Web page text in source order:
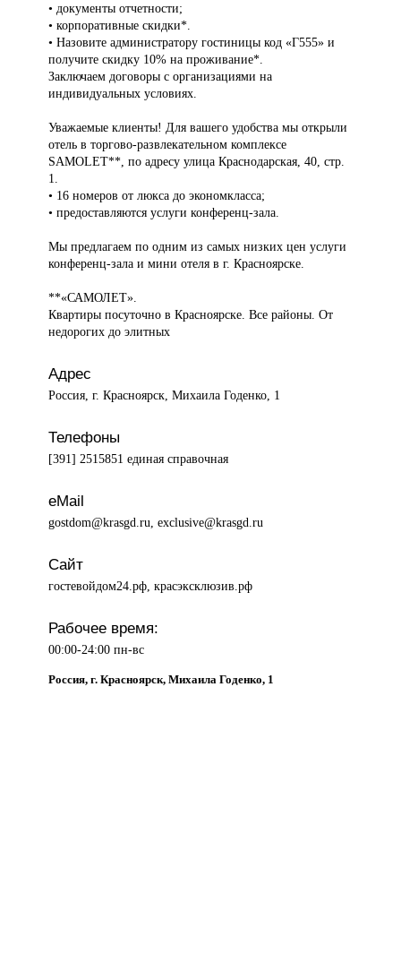
• документы отчетности;
• корпоративные скидки*.
• Назовите администратору гостиницы код «Г555» и
получите скидку 10% на проживание*.
Заключаем договоры с организациями на
индивидуальных условиях.
Уважаемые клиенты! Для вашего удобства мы открыли
отель в торгово-развлекательном комплексе
SAMOLET**, по адресу улица Краснодарская, 40, стр.
1.
• 16 номеров от люкса до экономкласса;
• предоставляются услуги конференц-зала.
Мы предлагаем по одним из самых низких цен услуги
конференц-зала и мини отеля в г. Красноярске.
**«САМОЛЕТ».
Квартиры посуточно в Красноярске. Все районы. От
недорогих до элитных
Адрес
Россия, г. Красноярск, Михаила Годенко, 1
Телефоны
[391] 2515851 единая справочная
eMail
gostdom@krasgd.ru, exclusive@krasgd.ru
Сайт
гостевойдом24.рф, красэксклюзив.рф
Рабочее время:
00:00-24:00 пн-вс
Россия, г. Красноярск, Михаила Годенко, 1